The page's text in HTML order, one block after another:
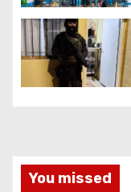
t
a
You missed